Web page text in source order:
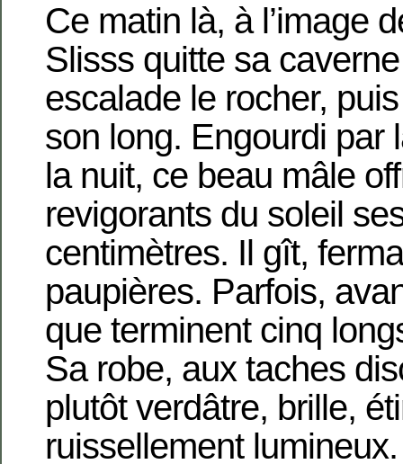
Ce matin là, à l’image
Slisss quitte sa
escalade le rocher,
son long. Engourdi par
la nuit, ce beau mâle
revigorants du soleil
centimètres. Il gît,
paupières. Parfois,
que terminent cinq
Sa robe, aux taches
plutôt verdâtre, brille,
ruissellement